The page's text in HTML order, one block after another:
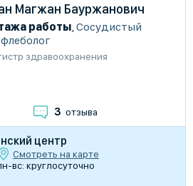
Магжан Бауржанович
работы,Сосудистый
флеболог
здравоохранения
3 отзыва
центр
Смотреть на карте
вс: круглосуточно